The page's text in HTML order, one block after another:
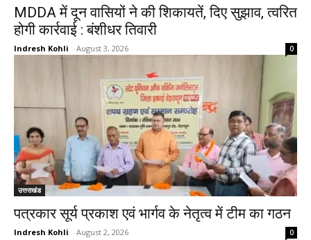
MDDA में दून वासियों ने की शिकायतें, दिए सुझाव, त्वरित
होगी कार्रवाई : बंशीधर तिवारी
Indresh Kohli - August 3, 2026 0
उत्तराखंड
पत्रकार सूर्य प्रकाश एवं भार्गव के नेतृत्व में टीम का गठन
Indresh Kohli - August 2, 2026 0